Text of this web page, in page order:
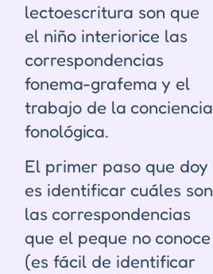
lectoescritura son que
el niño interiorice las
correspondencias
fonema-grafema y el
trabajo de la conciencia
fonológica.
El primer paso que doy
es identificar cuáles son
las correspondencias
que el peque no conoce
(es fácil de identificar